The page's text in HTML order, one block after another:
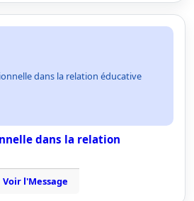
dans la relation éducative
dans la relation
Voir l'Message